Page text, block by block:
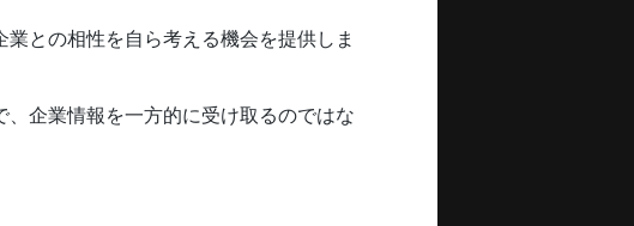
との相性を自ら考える機会を提供しま
、企業情報を一方的に受け取るのではな